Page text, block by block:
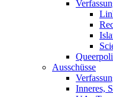
Ausschüsse
Inneres,